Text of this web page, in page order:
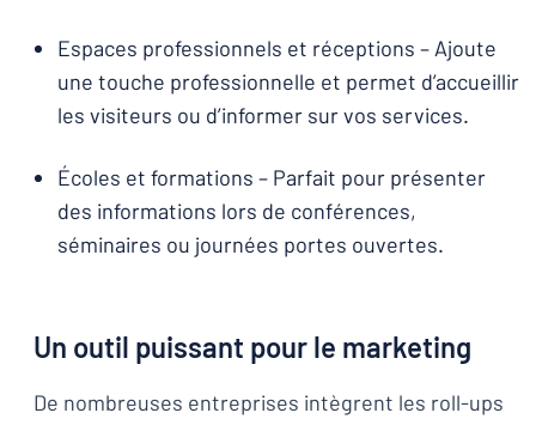
Espaces professionnels et réceptions – Ajoute
une touche professionnelle et permet d’accueillir
les visiteurs ou d’informer sur vos services.
Écoles et formations – Parfait pour présenter
des informations lors de conférences,
séminaires ou journées portes ouvertes.
Un outil puissant pour le marketing
De nombreuses entreprises intègrent les roll-ups